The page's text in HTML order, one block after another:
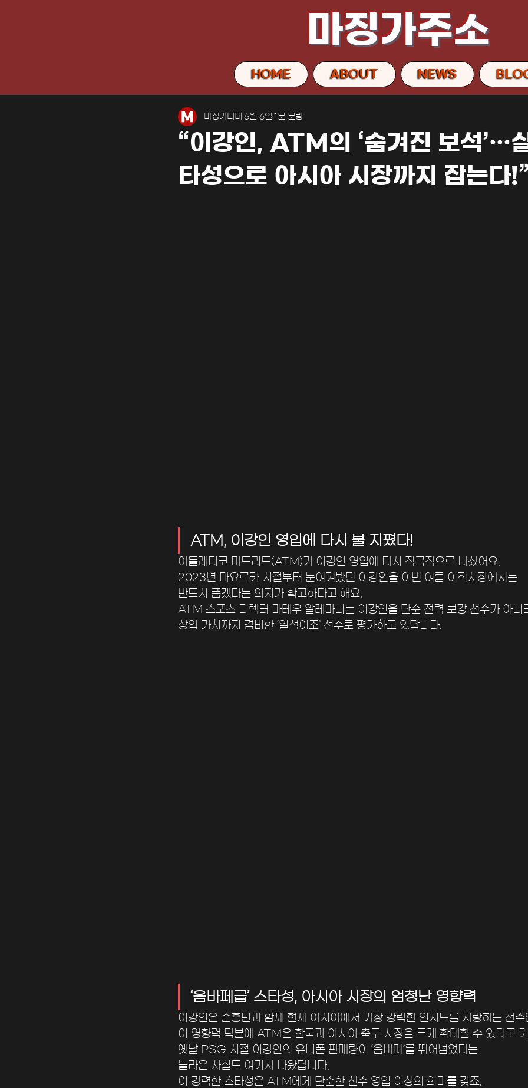
마징가주소
HOME ABOUT NEWS
“이강인, ATM의 ‘숨겨진 보석’…
타성으로 아시아 시장까지 잡는다!”
마징가티비 6월 6일 1분 분량
ATM, 이강인 영입에 다시 불 지폈다!
아틀레티코 마드리드(ATM)가 이강인 영입에 다시 적극적으로 나섰어요.
2023년 마요르카 시절부터 눈여겨봤던 이강인을 이번 여름 이적시장에서는
반드시 품겠다는 의지가 확고하다고 해요.
ATM 스포츠 디렉터 마테우 알레마니는 이강인을 단순 전력 보강 선수가 아니
상업 가치까지 겸비한 ‘일석이조’ 선수로 평가하고 있답니다.
‘음바페급’ 스타성, 아시아 시장의 엄청난 영향력
이강인은 손흥민과 함께 현재 아시아에서 가장 강력한 인지도를 자랑하는 선수
이 영향력 덕분에 ATM은 한국과 아시아 축구 시장을 크게 확대할 수 있다고
옛날 PSG 시절 이강인의 유니폼 판매량이 ‘음바페’를 뛰어넘었다는
놀라운 사실도 여기서 나왔답니다.
이 강력한 스타성은 ATM에게 단순한 선수 영입 이상의 의미를 갖죠.